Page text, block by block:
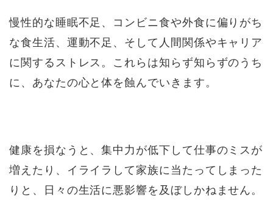
慢性的な睡眠不足、コンビニ食や外食に偏りがち
な食生活、運動不足、そして人間関係やキャリア
に関するストレス。これらは知らず知らずのうち
に、あなたの心と体を蝕んでいきます。
健康を損なうと、集中力が低下して仕事のミスが
増えたり、イライラして家族に当たってしまった
りと、日々の生活に悪影響を及ぼしかねません。